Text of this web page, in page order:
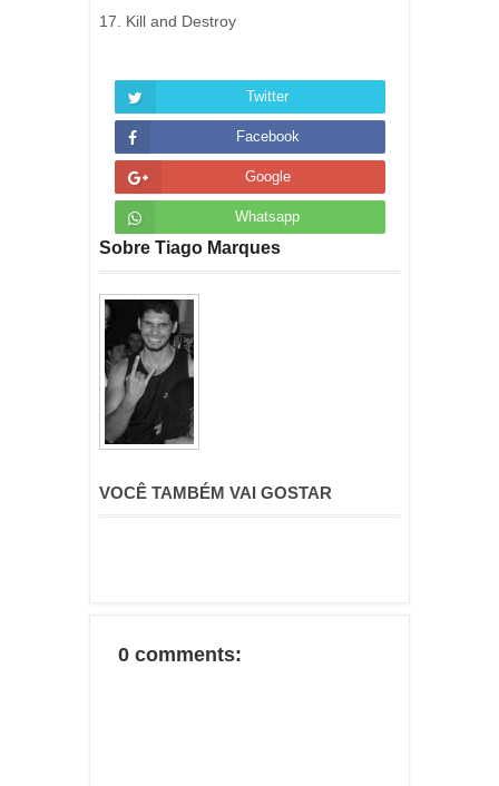
17. Kill and Destroy
Twitter
Facebook
Google
Whatsapp
Sobre Tiago Marques
VOCÊ TAMBÉM VAI GOSTAR
0 comments: